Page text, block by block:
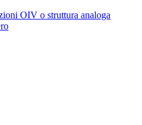
OIV o struttura analoga